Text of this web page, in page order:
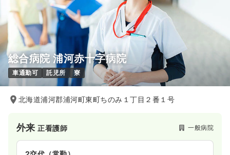
総合病院 浦河赤十字病院
車通勤可 託児所 寮
北海道浦河郡浦河町東町ちのみ１丁目２番１号
外来正看護師 一般病院